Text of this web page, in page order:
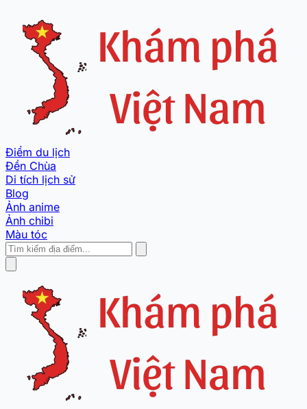
Điểm du lịch
Đền Chùa
Di tích lịch sử
Blog
Ảnh anime
Ảnh chibi
Màu tóc